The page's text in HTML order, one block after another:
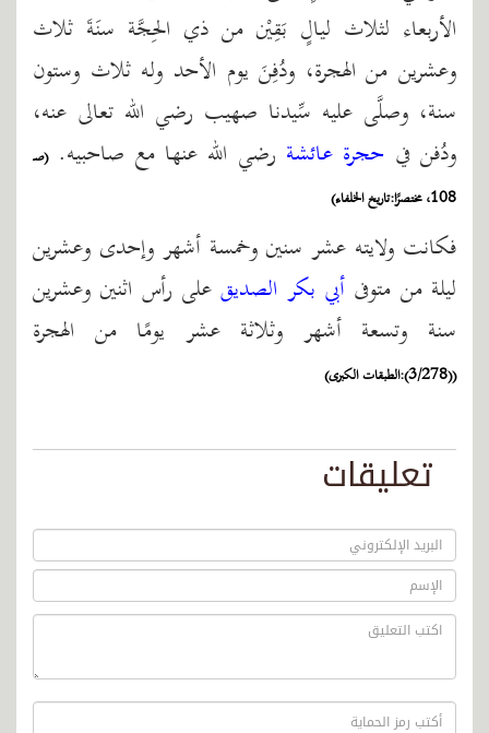
الأربعاء لثلاث ليالٍ بَقِيْن من ذي الحِجَّة سنَةَ ثلاث
وعشرين من الهجرة، ودُفِنَ يوم الأحد وله ثلاث وستون
سنة، وصلَّى عليه سِّيدنا صهيب رضي الله تعالى عنه،
ودُفن في حجرة عائشة رضي الله عنها مع صاحبيه.(صـ
108، مختصرًا:تاريخ الخلفاء)
فكانت ولايته عشر سنين وخمسة أشهر وإحدى وعشرين
ليلة من متوفى أبي بكر الصديقعلى رأس اثنين وعشرين
سنة وتسعة أشهر وثلاثة عشر يومًا من الهجرة
((3/278):الطبقات الكبرى)
تعليقات